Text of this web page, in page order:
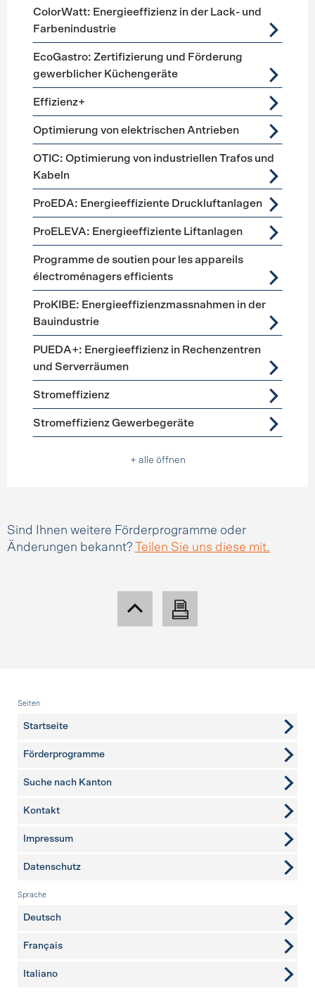
ColorWatt: Energieeffizienz in der Lack- und
Farbenindustrie
EcoGastro: Zertifizierung und Förderung
gewerblicher Küchengeräte
Effizienz+
Optimierung von elektrischen Antrieben
OTIC: Optimierung von industriellen Trafos und
Kabeln
ProEDA: Energieeffiziente Druckluftanlagen
ProELEVA: Energieeffiziente Liftanlagen
Programme de soutien pour les appareils
électroménagers efficients
ProKIBE: Energieeffizienzmassnahmen in der
Bauindustrie
PUEDA+: Energieeffizienz in Rechenzentren
und Serverräumen
Stromeffizienz
Stromeffizienz Gewerbegeräte
+ alle öffnen
Sind Ihnen weitere Förderprogramme oder
Änderungen bekannt?
Teilen Sie uns diese mit.
Fusszeile
Seiten
Startseite
Förderprogramme
Suche nach Kanton
weitere Seiten
Kontakt
Impressum
Datenschutz
Sprache
Deutsch
Français
Italiano